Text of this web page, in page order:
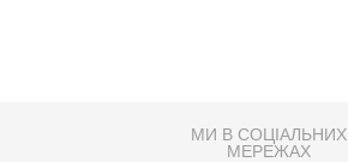
МИ В СОЦІАЛЬНИХ
МЕРЕЖАХ